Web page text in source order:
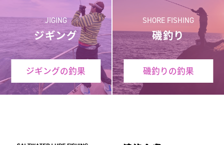
JIGING
ジギング
ジギングの釣果
SHORE FISHING
磯釣り
磯釣りの釣果